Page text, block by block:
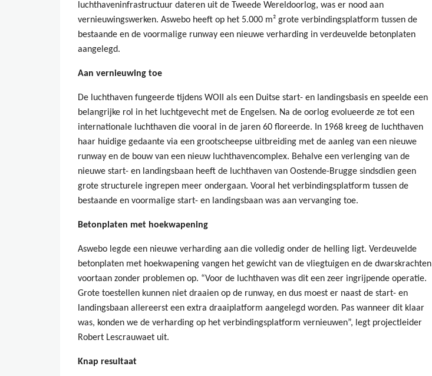
luchthaveninfrastructuur dateren uit de Tweede Wereldoorlog, was er nood aan
vernieuwingswerken. Aswebo heeft op het 5.000 m² grote verbindingsplatform tussen de
bestaande en de voormalige runway een nieuwe verharding in verdeuvelde betonplaten
aangelegd.
Aan vernieuwing toe
De luchthaven fungeerde tijdens WOII als een Duitse start- en landingsbasis en speelde een
belangrijke rol in het luchtgevecht met de Engelsen. Na de oorlog evolueerde ze tot een
internationale luchthaven die vooral in de jaren 60 floreerde. In 1968 kreeg de luchthaven
haar huidige gedaante via een grootscheepse uitbreiding met de aanleg van een nieuwe
runway en de bouw van een nieuw luchthavencomplex. Behalve een verlenging van de
nieuwe start- en landingsbaan heeft de luchthaven van Oostende-Brugge sindsdien geen
grote structurele ingrepen meer ondergaan. Vooral het verbindingsplatform tussen de
bestaande en voormalige start- en landingsbaan was aan vervanging toe.
Betonplaten met hoekwapening
Aswebo legde een nieuwe verharding aan die volledig onder de helling ligt. Verdeuvelde
betonplaten met hoekwapening vangen het gewicht van de vliegtuigen en de dwarskrachten
voortaan zonder problemen op. “Voor de luchthaven was dit een zeer ingrijpende operatie.
Grote toestellen kunnen niet draaien op de runway, en dus moest er naast de start- en
landingsbaan allereerst een extra draaiplatform aangelegd worden. Pas wanneer dit klaar
was, konden we de verharding op het verbindingsplatform vernieuwen”, legt projectleider
Robert Lescrauwaet uit.
Knap resultaat